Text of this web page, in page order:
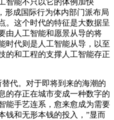
形成国际行为体内部门派布局
。这个时代的特征是大数据呈
由人工智能和愿景从导的将
时代则是人工智能从导，以至
的和工程的支撑人工智能存正
代。对于即将到来的海潮的
的存正在城市变成一种数字的
能手艺连系，愈来愈成为需要
钱和无形本钱的投入，”显而